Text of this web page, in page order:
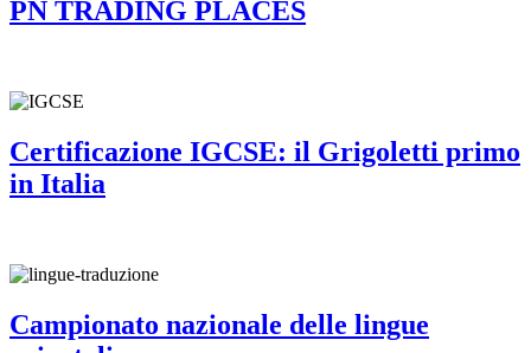
PN TRADING PLACES
Certificazione IGCSE: il Grigoletti primo
in Italia
Campionato nazionale delle lingue